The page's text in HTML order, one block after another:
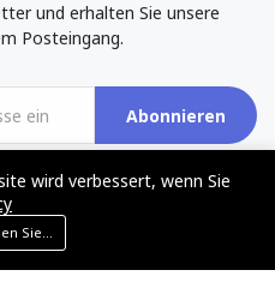
und erhalten Sie unsere
Posteingang.
Abonnieren
reserved
wird verbessert, wenn Sie
Sie Cookies